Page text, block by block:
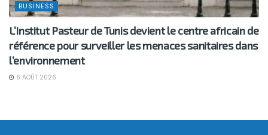
BUSINESS
L’Institut Pasteur de Tunis devient le centre africain de
référence pour surveiller les menaces sanitaires dans
l’environnement
6 AOÛT 2026